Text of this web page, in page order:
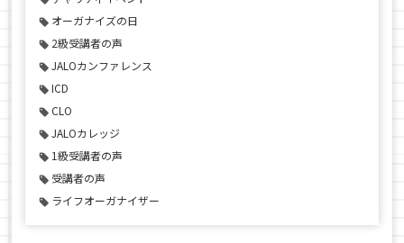
オーガナイズの日
2級受講者の声
JALOカンファレンス
ICD
CLO
JALOカレッジ
1級受講者の声
受講者の声
ライフオーガナイザー